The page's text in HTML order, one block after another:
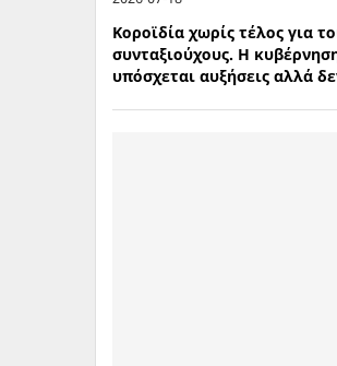
Κοροϊδία χωρίς τέλος για
συνταξιούχους. Η
υπόσχεται αυξήσεις αλλά